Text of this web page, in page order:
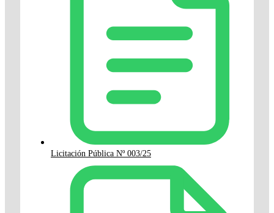
Licitación Pública Nº 003/25